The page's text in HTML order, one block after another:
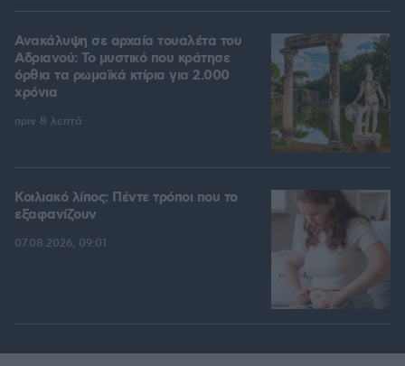
Ανακάλυψη σε αρχαία τουαλέτα του
Αδριανού: Το μυστικό που κράτησε
όρθια τα ρωμαϊκά κτίρια για 2.000
χρόνια
πριν 8 λεπτά
Κοιλιακό λίπος: Πέντε τρόποι που το
εξαφανίζουν
07.08.2026, 09:01